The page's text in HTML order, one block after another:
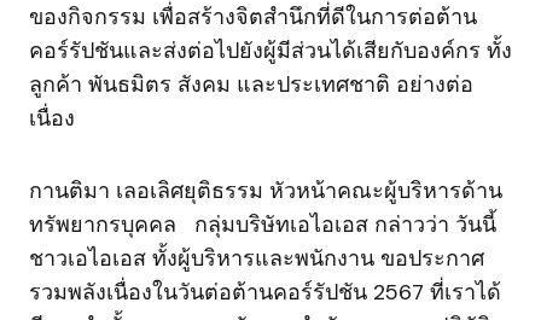
ของกิจกรรม เพื่อสร้างจิตสำนึกที่ดีในการต่อต้าน
คอร์รัปชันและส่งต่อไปยังผู้มีส่วนได้เสียกับองค์กร ทั้ง
ลูกค้า พันธมิตร สังคม และประเทศชาติ อย่างต่อ
เนื่อง
กานติมา เลอเลิศยุติธรรม หัวหน้าคณะผู้บริหารด้าน
ทรัพยากรบุคคล กลุ่มบริษัทเอไอเอส กล่าวว่า วันนี้
ชาวเอไอเอส ทั้งผู้บริหารและพนักงาน ขอประกาศ
รวมพลังเนื่องในวันต่อต้านคอร์รัปชัน 2567 ที่เราได้